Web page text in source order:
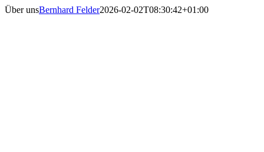
Zum
Über unsBernhard Felder2026-02-02T08:30:42+01:00